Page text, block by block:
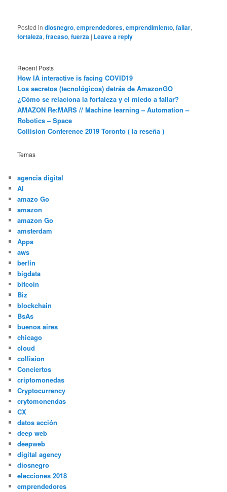
Posted in diosnegro,emprendedores,emprendimiento,fallar,
fortaleza,fracaso,fuerza | Leave a reply
Recent Posts
How IA interactive is facing COVID19
Los secretos (tecnológicos) detrás de AmazonGO
¿Cómo se relaciona la fortaleza y el miedo a fallar?
AMAZON Re:MARS // Machine learning – Automation –
Robotics – Space
Collision Conference 2019 Toronto ( la reseña )
Temas
agencia digital
AI
amazo Go
amazon
amazon Go
amsterdam
Apps
aws
berlin
bigdata
bitcoin
Biz
blockchain
BsAs
buenos aires
chicago
cloud
collision
Conciertos
criptomonedas
Cryptocurrency
crytomonendas
CX
datos acción
deep web
deepweb
digital agency
diosnegro
elecciones 2018
emprendedores